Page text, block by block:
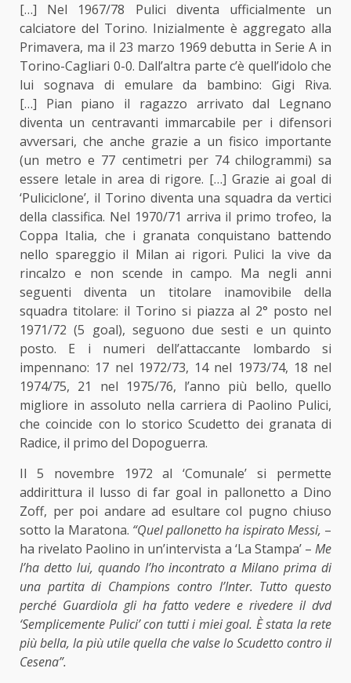
[…] Nel 1967/78 Pulici diventa ufficialmente un
calciatore del Torino. Inizialmente è aggregato alla
Primavera, ma il 23 marzo 1969 debutta in Serie A in
Torino-Cagliari 0-0. Dall’altra parte c’è quell’idolo che
lui sognava di emulare da bambino: Gigi Riva.
[…] Pian piano il ragazzo arrivato dal Legnano
diventa un centravanti immarcabile per i difensori
avversari, che anche grazie a un fisico importante
(un metro e 77 centimetri per 74 chilogrammi) sa
essere letale in area di rigore. […] Grazie ai goal di
‘Puliciclone’, il Torino diventa una squadra da vertici
della classifica. Nel 1970/71 arriva il primo trofeo, la
Coppa Italia, che i granata conquistano battendo
nello spareggio il Milan ai rigori. Pulici la vive da
rincalzo e non scende in campo. Ma negli anni
seguenti diventa un titolare inamovibile della
squadra titolare: il Torino si piazza al 2° posto nel
1971/72 (5 goal), seguono due sesti e un quinto
posto. E i numeri dell’attaccante lombardo si
impennano: 17 nel 1972/73, 14 nel 1973/74, 18 nel
1974/75, 21 nel 1975/76, l’anno più bello, quello
migliore in assoluto nella carriera di Paolino Pulici,
che coincide con lo storico Scudetto dei granata di
Radice, il primo del Dopoguerra.
Il 5 novembre 1972 al ‘Comunale’ si permette
addirittura il lusso di far goal in pallonetto a Dino
Zoff, per poi andare ad esultare col pugno chiuso
sotto la Maratona. “Quel pallonetto ha ispirato Messi, –
ha rivelato Paolino in un’intervista a ‘La Stampa’ – Me
l’ha detto lui, quando l’ho incontrato a Milano prima di
una partita di Champions contro l’Inter. Tutto questo
perché Guardiola gli ha fatto vedere e rivedere il dvd
‘Semplicemente Pulici’ con tutti i miei goal. È stata la rete
più bella, la più utile quella che valse lo Scudetto contro il
Cesena”.